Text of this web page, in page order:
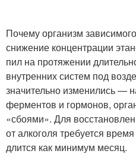
Почему организм
снижение концентрации
пил на протяжении
внутренних систем под
значительно изменились —
ферментов и гормонов,
«сбоями». Для
от алкоголя требуется
длится как минимум месяц.